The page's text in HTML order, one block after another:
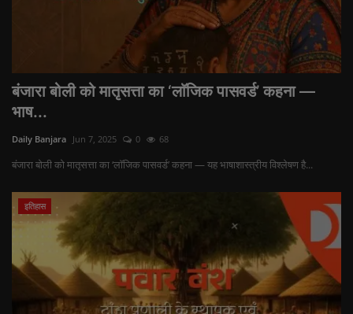
बंजारा बोली को मातृसत्ता का ‘लाॅजिक पासवर्ड’ कहना —
भाष...
Daily Banjara Jun 7, 2025 0 68
बंजारा बोली को मातृसत्ता का ‘लाॅजिक पासवर्ड’ कहना — यह भाषाशास्त्रीय विश्लेषण है...
इतिहास